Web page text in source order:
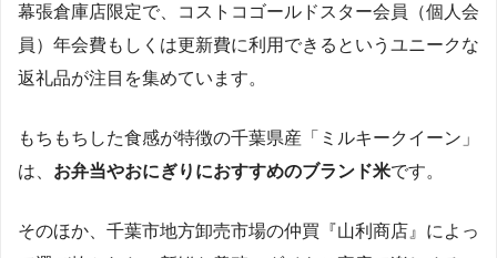
幕張倉庫店限定で、コストコゴールドスター会員（個人会
員）年会費もしくは更新費に利用できるというユニークな
返礼品が注目を集めています。
もちもちした食感が特徴の千葉県産「ミルキークイーン」
は、 お弁当やおにぎりにおすすめのブランド米です。
そのほか、千葉市地方卸売市場の仲買『山利商店』によっ